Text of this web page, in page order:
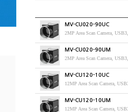
MV-CU020-90UC
2MP Area Scan Camera,
MV-CU020-90UM
2MP Area Scan Camera,
MV-CU120-10UC
12MP Area Scan Camera,
MV-CU120-10UM
12MP Area Scan Camera,